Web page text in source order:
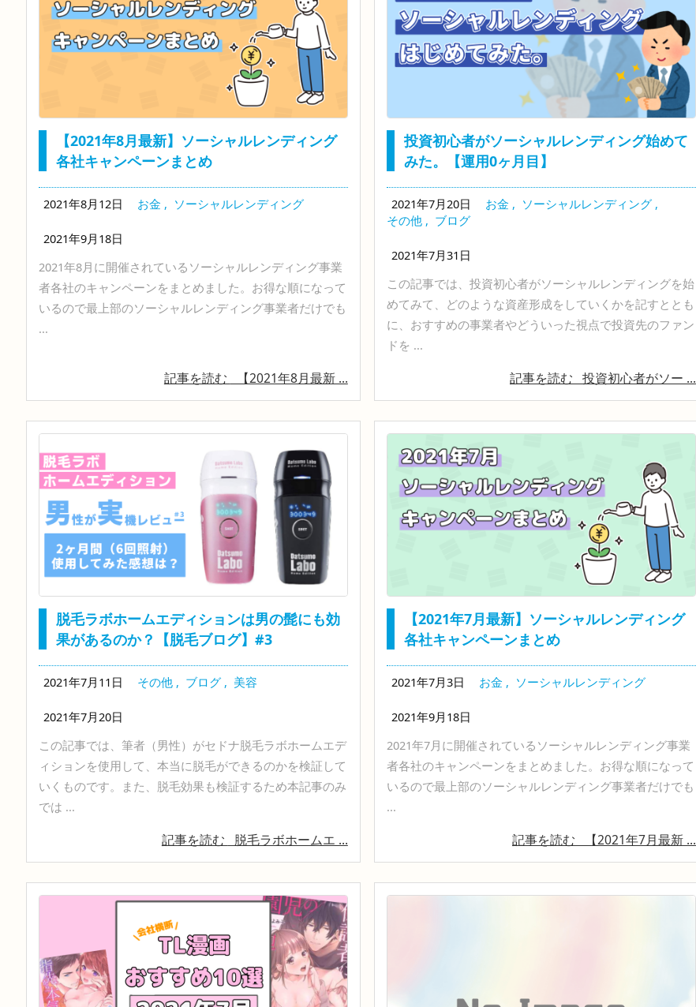
【2021年8月最新】ソーシャルレンディング
各社キャンペーンまとめ
2021年8月12日 お金 , ソーシャルレンディング
2021年9月18日
2021年8月に開催されているソーシャルレンディング事業
者各社のキャンペーンをまとめました。お得な順になって
いるので最上部のソーシャルレンディング事業者だけでも
...
記事を読む 【2021年8月最新 ...
投資初心者がソーシャルレンディング始めて
みた。【運用0ヶ月目】
2021年7月20日 お金 , ソーシャルレンディング ,
その他 , ブログ
2021年7月31日
この記事では、投資初心者がソーシャルレンディングを始
めてみて、どのような資産形成をしていくかを記すととも
に、おすすめの事業者やどういった視点で投資先のファン
ドを ...
記事を読む 投資初心者がソー ...
脱毛ラボホームエディションは男の髭にも効
果があるのか？【脱毛ブログ】#3
2021年7月11日 その他 , ブログ , 美容
2021年7月20日
この記事では、筆者（男性）がセドナ脱毛ラボホームエデ
ィションを使用して、本当に脱毛ができるのかを検証して
いくものです。また、脱毛効果も検証するため本記事のみ
では ...
記事を読む 脱毛ラボホームエ ...
【2021年7月最新】ソーシャルレンディング
各社キャンペーンまとめ
2021年7月3日 お金 , ソーシャルレンディング
2021年9月18日
2021年7月に開催されているソーシャルレンディング事業
者各社のキャンペーンをまとめました。お得な順になって
いるので最上部のソーシャルレンディング事業者だけでも
...
記事を読む 【2021年7月最新 ...